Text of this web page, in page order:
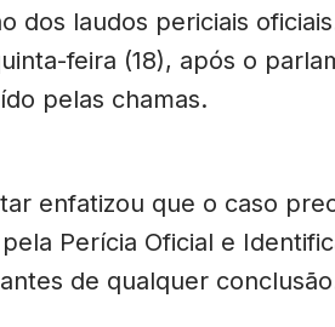
dos laudos periciais
feira (18), após o
pelas chamas.
enfatizou que o caso
Perícia Oficial e
de qualquer